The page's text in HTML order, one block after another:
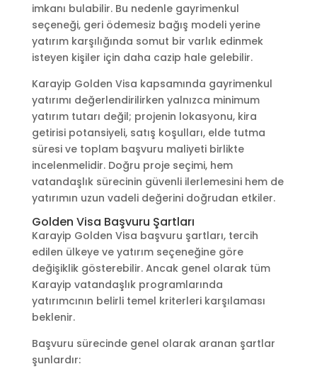
imkanı bulabilir. Bu nedenle gayrimenkul
seçeneği, geri ödemesiz bağış modeli yerine
yatırım karşılığında somut bir varlık edinmek
isteyen kişiler için daha cazip hale gelebilir.
Karayip Golden Visa kapsamında gayrimenkul
yatırımı değerlendirilirken yalnızca minimum
yatırım tutarı değil; projenin lokasyonu, kira
getirisi potansiyeli, satış koşulları, elde tutma
süresi ve toplam başvuru maliyeti birlikte
incelenmelidir. Doğru proje seçimi, hem
vatandaşlık sürecinin güvenli ilerlemesini hem de
yatırımın uzun vadeli değerini doğrudan etkiler.
Golden Visa Başvuru Şartları
Karayip Golden Visa başvuru şartları, tercih
edilen ülkeye ve yatırım seçeneğine göre
değişiklik gösterebilir. Ancak genel olarak tüm
Karayip vatandaşlık programlarında
yatırımcının belirli temel kriterleri karşılaması
beklenir.
Başvuru sürecinde genel olarak aranan şartlar
şunlardır: